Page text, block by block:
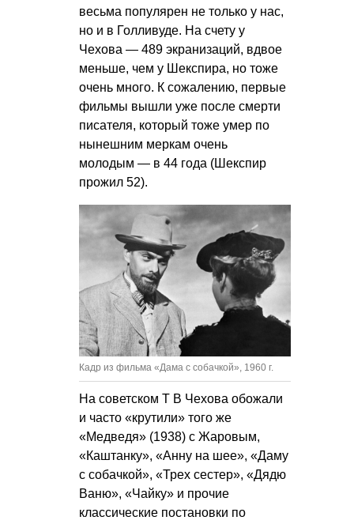
весьма популярен не только у нас,
но и в Голливуде. На счету у
Чехова — 489 экранизаций, вдвое
меньше, чем у Шекспира, но тоже
очень много. К сожалению, первые
фильмы вышли уже после смерти
писателя, который тоже умер по
нынешним меркам очень
молодым — в 44 года (Шекспир
прожил 52).
Кадр из фильма «Дама с собачкой», 1960 г.
На советском Т В Чехова обожали
и часто «крутили» того же
«Медведя» (1938) с Жаровым,
«Каштанку», «Анну на шее», «Даму
с собачкой», «Трех сестер», «Дядю
Ваню», «Чайку» и прочие
классические постановки по